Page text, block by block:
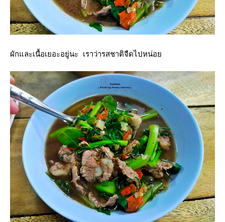
ผักและเนื้อเยอะอยู่นะ เราว่ารสชาติจืดไปหน่อ